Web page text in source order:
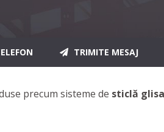
TRIMITE MESAJ
precum sisteme de sticlă